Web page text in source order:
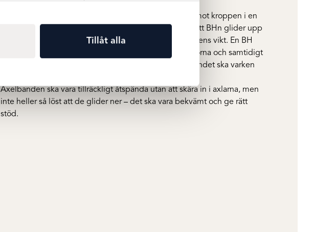
Tillåt alla
När du har valt rätt omkrets ska ryggbandet sitta tight mot kroppen i en
rak linje över ryggen och ge bra stöd för brösten utan att BHn glider upp
framtill. Ryggbandet ska faktiskt bära upp 80 % av bystens vikt. En BH
sitter perfekt om du kan knäppa den i de yttersta hyskorna och samtidigt
få plats med fyra fingrar mellan bandet och ryggen. Bandet ska varken
Axelbanden ska vara tillräckligt åtspända utan att skära in i axlarna, men
inte heller så löst att de glider ner – det ska vara bekvämt och ge rätt
stöd.